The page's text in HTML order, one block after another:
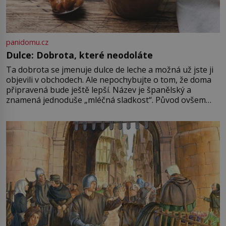
panidomu.cz
Dulce: Dobrota, které neodoláte
Ta dobrota se jmenuje dulce de leche a možná už jste ji
objevili v obchodech. Ale nepochybujte o tom, že doma
připravená bude ještě lepší. Název je španělský a
znamená jednoduše „mléčná sladkost“. Původ ovšem
pře hned několik latinskoamerických zemí a k tomu
Francie, kde se traduje,